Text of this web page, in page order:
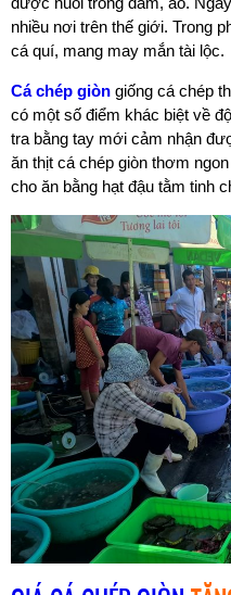
nhiều nơi trên thế giới. Trong
cá quí, mang may mắn tài lộc.
Cá chép giòn giống cá chép
có một số điểm khác biệt về
tra bằng tay mới cảm nhận
ăn thịt cá chép giòn thơm
cho ăn bằng hạt đậu tằm tinh